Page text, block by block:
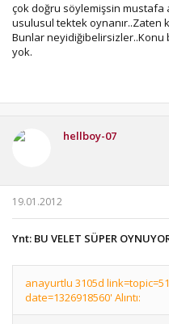
çok doğru söylemişsin mustafa
usulusul tektek oynanır..Zaten
Bunlar neyidiğibelirsizler..Konu
yok.
hellboy-07
19.01.2012
Ynt: BU VELET SÜPER
anayurtlu 3105d
date=1326918560' Alıntı: